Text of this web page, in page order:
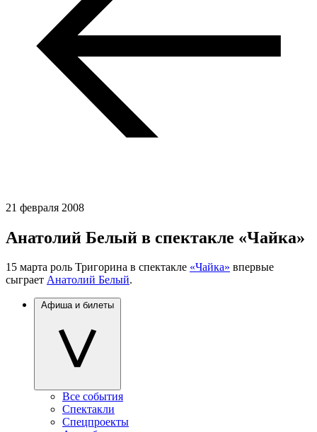
21 февраля 2008
Анатолий Белый в спектакле «Чайка»
15 марта роль Тригорина в спектакле «Чайка» впервые
сыграет Анатолий Белый.
Афиша и билеты
Все события
Спектакли
Спецпроекты